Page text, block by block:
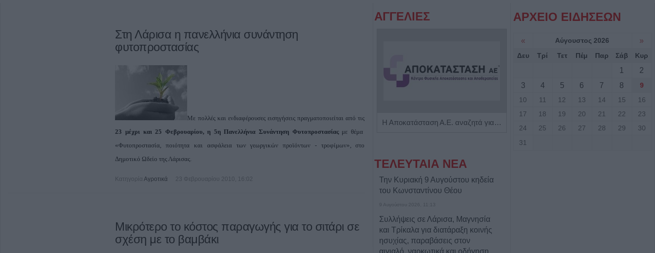
Στη Λάρισα η πανελλήνια συνάντηση
φυτοπροστασίας
Με πολλές και ενδιαφέρουσες εισηγήσεις πραγματοποιείται από τις
23 μέχρι και 25 Φεβρουαρίου, η 5η Πανελλήνια Συνάντηση Φυτοπροστασίαςμε θέμα
«Φυτοπροστασία, ποιότητα και ασφάλεια των γεωργικών προϊόντων - τροφίμων», στο
Δημοτικό Ωδείο της Λάρισας.
Κατηγορία Αγροτικά 23 Φεβρουαρίου 2010, 16:02
Μικρότερο το κόστος παραγωγής για το σιτάρι σε
σχέση με το βαμβάκι
ΑΓΓΕΛΙΕΣ
Πωλείται μονοκατοικία τριών επιπέδων στο καταπράσινο Πευκόφυτο Καρδίτσας Η Αποκατάσταση Α.Ε. αναζητά για εργασία Νοσηλευτές και Βοηθούς Νοσηλευτές
ΤΕΛΕΥΤΑΙΑ ΝΕΑ
Την Κυριακή 9 Αυγούστου κηδεία
του Κωνσταντίνου Θέου
9 Αυγούστου 2026, 11:13
Συλλήψεις σε Λάρισα, Μαγνησία
και Τρίκαλα για διατάραξη κοινής
ησυχίας, παραβάσεις στον
αιγιαλό, ναρκωτικά και οδήγηση
ΑΡΧΕΙΟ ΕΙΔΗΣΕΩΝ
« Αύγουστος 2026 »
Δευ Τρί Τετ Πέμ Παρ Σάβ Κυρ
1
2
3
4 5 6 7 8
9
10
11 12 13 14 15
16
17
18 19 20 21 22
23
24
25 26 27 28 29
30
31